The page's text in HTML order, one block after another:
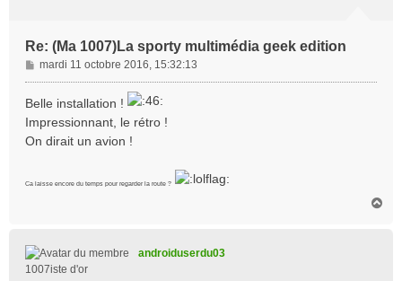
Re: (Ma 1007)La sporty multimédia geek edition
M
e
s
a
g
mardi 11 octobre 2016, 15:32:13
Belle installation !
Impressionnant, le rétro !
On dirait un avion !
Ca laisse encore du temps pour regarder la route ?
androiduserdu03
1007iste d'or